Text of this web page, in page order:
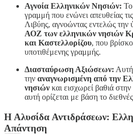
Αγνοία Ελληνικών Νησιών: Το
γραμμή που ενώνει απευθείας
Λιβύης, αγνοώντας εντελώς την
ΑΟΖ των ελληνικών νησιών
και Καστελλορίζου, που
υποτιθέμενης γραμμής.
Διασταύρωση Αξιώσεων:
την αναγνωρισμένη από την
νησιών και εισχωρεί βαθιά στην
αυτή ορίζεται με βάση το
Η Αλυσίδα Αντιδράσεων:
Απάντηση